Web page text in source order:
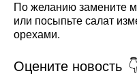
По желанию замените
или посыпьте салат
орехами.
Оцените новость